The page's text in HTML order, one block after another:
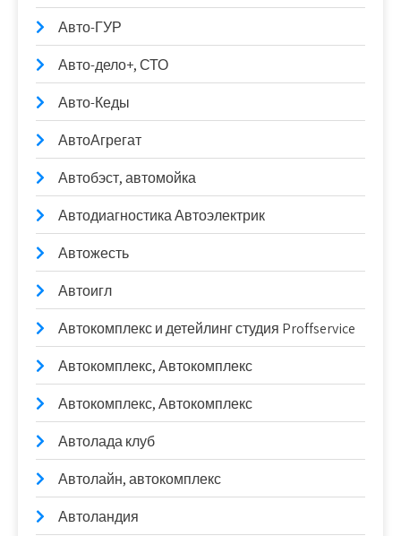
Авто-ГУР
Авто-дело+, СТО
Авто-Кеды
АвтоАгрегат
Автобэст, автомойка
Автодиагностика Автоэлектрик
Автожесть
Автоигл
Автокомплекс и детейлинг студия Proffservice
Автокомплекс, Автокомплекс
Автокомплекс, Автокомплекс
Автолада клуб
Автолайн, автокомплекс
Автоландия